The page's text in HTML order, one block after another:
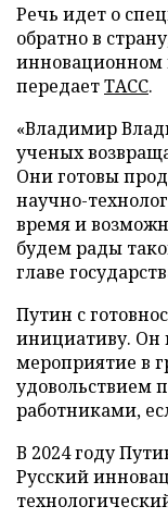
Речь идет о
обратно в
инновационном
передаетТАСС.
«Владимир
ученых
Они готовы
научно-
время и
будем рады
главе
Путин с
инициативу. Он
мероприятие в
удовольствием
работниками,
В 2024 году
Русский